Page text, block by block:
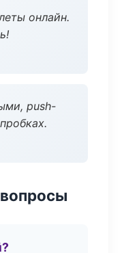
онлайн.
push-